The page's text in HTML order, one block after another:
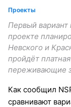
Проекты
Первый
проекте
Невского и
пройдёт
переживающие
Как сообщил
сравнивают